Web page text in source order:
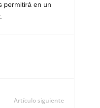
permitirá en un
Artículo siguiente